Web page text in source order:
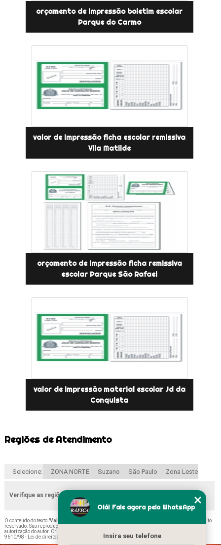
orçamento de impressão boletim escolar
Parque do Carmo
valor de impressão ficha escolar remissiva
Vila Matilde
orçamento de impressão ficha remissiva
escolar Parque São Rafael
valor de impressão material escolar Jd da
Conquista
Regiões de Atendimento
Selecione: ZONA NORTE Suzano São Paulo Zona Leste
Verifique as regiões que atendemos
O conteúdo do texto "Valor de Impressão de Material Escolar Vila Esperança
" é de direito
reservado. Sua reprodução, parcial ou total, mesmo citando nossos links, é proibida sem a
autorização do autor. Crime de violação de direito autoral – artigo 184 do Código Penal –
9610/98 - Lei de direitos autorais
Olá! Fale agora pelo WhatsApp
Insira seu telefone